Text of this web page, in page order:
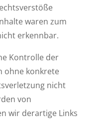
waren zum
erkennbar.
Kontrolle der
ohne konkrete
nicht
von
wir derartige Links